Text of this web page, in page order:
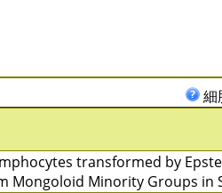
細
transformed by
Mongoloid Minority Groups in